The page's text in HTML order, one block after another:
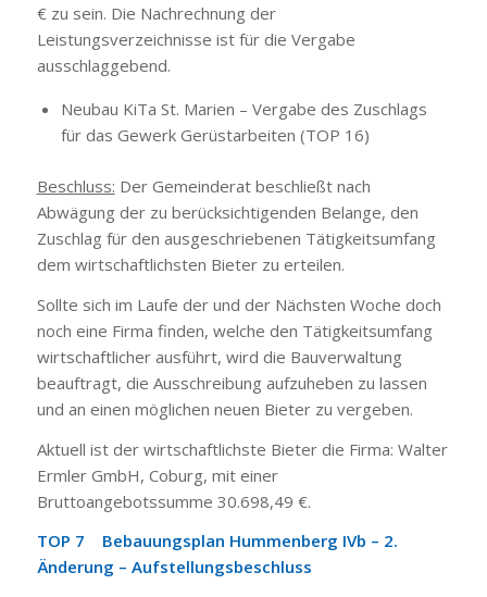
€ zu sein. Die Nachrechnung der
Leistungsverzeichnisse ist für die Vergabe
ausschlaggebend.
Neubau KiTa St. Marien – Vergabe des Zuschlags
für das Gewerk Gerüstarbeiten (TOP 16)
Beschluss: Der Gemeinderat beschließt nach
Abwägung der zu berücksichtigenden Belange, den
Zuschlag für den ausgeschriebenen Tätigkeitsumfang
dem wirtschaftlichsten Bieter zu erteilen.
Sollte sich im Laufe der und der Nächsten Woche doch
noch eine Firma finden, welche den Tätigkeitsumfang
wirtschaftlicher ausführt, wird die Bauverwaltung
beauftragt, die Ausschreibung aufzuheben zu lassen
und an einen möglichen neuen Bieter zu vergeben.
Aktuell ist der wirtschaftlichste Bieter die Firma: Walter
Ermler GmbH, Coburg, mit einer
Bruttoangebotssumme 30.698,49 €.
TOP 7 Bebauungsplan Hummenberg IVb – 2.
Änderung – Aufstellungsbeschluss